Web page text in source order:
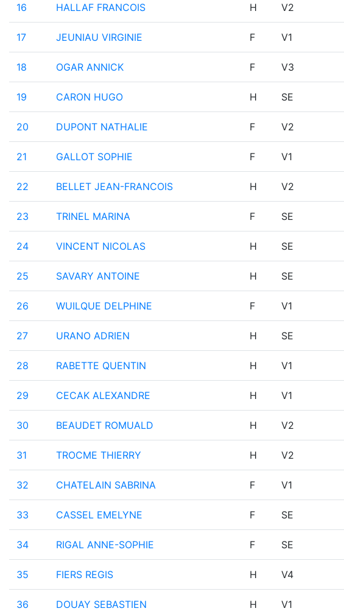
16 HALLAF FRANCOIS H V2
17 JEUNIAU VIRGINIE F V1
18 OGAR ANNICK F V3
19 CARON HUGO H SE
20 DUPONT NATHALIE F V2
21 GALLOT SOPHIE F V1
22 BELLET JEAN-FRANCOIS H V2
23 TRINEL MARINA F SE
24 VINCENT NICOLAS H SE
25 SAVARY ANTOINE H SE
26 WUILQUE DELPHINE F V1
27 URANO ADRIEN H SE
28 RABETTE QUENTIN H V1
29 CECAK ALEXANDRE H V1
30 BEAUDET ROMUALD H V2
31 TROCME THIERRY H V2
32 CHATELAIN SABRINA F V1
33 CASSEL EMELYNE F SE
34 RIGAL ANNE-SOPHIE F SE
35 FIERS REGIS H V4
36 DOUAY SEBASTIEN H V1